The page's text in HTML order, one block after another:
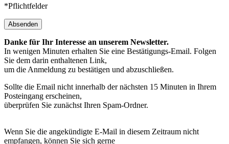
*Pflichtfelder
Absenden
Danke für Ihr Interesse an unserem Newsletter.
In wenigen Minuten erhalten Sie eine Bestätigungs-Email. Folgen
Sie dem darin enthaltenen Link,
um die Anmeldung zu bestätigen und abzuschließen.
Sollte die Email nicht innerhalb der nächsten 15 Minuten in Ihrem
Posteingang erscheinen,
überprüfen Sie zunächst Ihren Spam-Ordner.
Wenn Sie die angekündigte E-Mail in diesem Zeitraum nicht
empfangen, können Sie sich gerne